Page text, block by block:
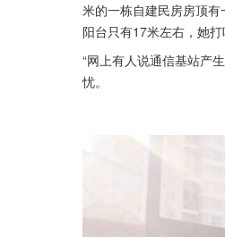
米的一栋自建民房房顶
阳台只有17米左右，她
“网上有人说通信基站产
忧。